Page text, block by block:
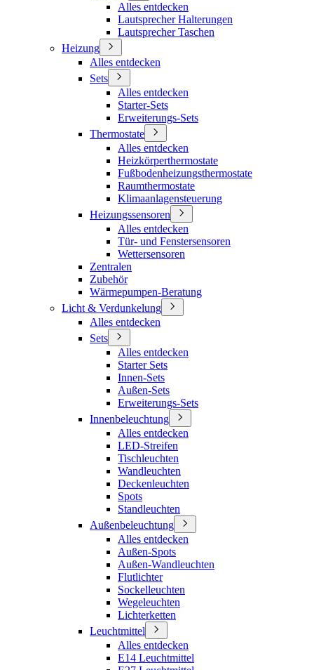
Alles entdecken
Lautsprecher Halterungen
Lautsprecher Taschen
Heizung
Alles entdecken
Sets
Alles entdecken
Starter-Sets
Erweiterungs-Sets
Thermostate
Alles entdecken
Heizkörperthermostate
Fußbodenheizungsthermostate
Raumthermostate
Klimaanlagensteuerung
Heizungssensoren
Alles entdecken
Tür- und Fenstersensoren
Wettersensoren
Zentralen
Zubehör
Wärmepumpen-Beratung
Licht & Verdunkelung
Alles entdecken
Sets
Alles entdecken
Starter Sets
Innen-Sets
Außen-Sets
Erweiterungs-Sets
Innenbeleuchtung
Alles entdecken
LED-Streifen
Tischleuchten
Wandleuchten
Deckenleuchten
Spots
Standleuchten
Außenbeleuchtung
Alles entdecken
Außen-Spots
Außen-Wandleuchten
Flutlichter
Sockelleuchten
Wegeleuchten
Lichterketten
Leuchtmittel
Alles entdecken
E14 Leuchtmittel